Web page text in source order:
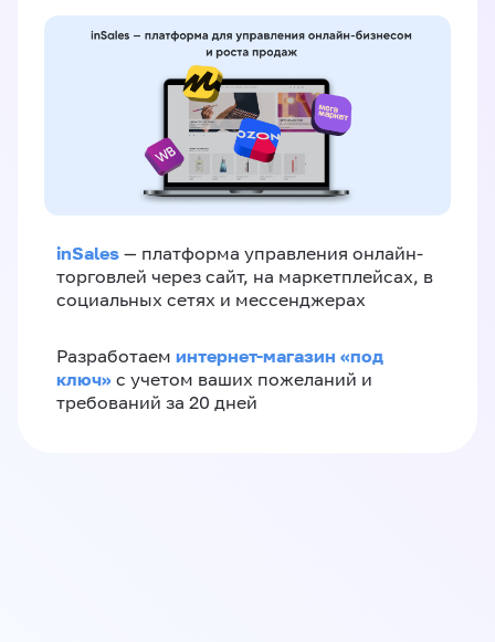
inSales — платформа управления онлайн-
торговлей через сайт, на маркетплейсах, в
социальных сетях и мессенджерах
Разработаем интернет-магазин «‎под
ключ»‎ с учетом ваших пожеланий и
требований за 20 дней